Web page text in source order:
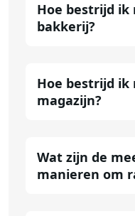
Hoe bestrijd
bakkerij?
Hoe bestrijd
magazijn?
Wat zijn de
manieren om